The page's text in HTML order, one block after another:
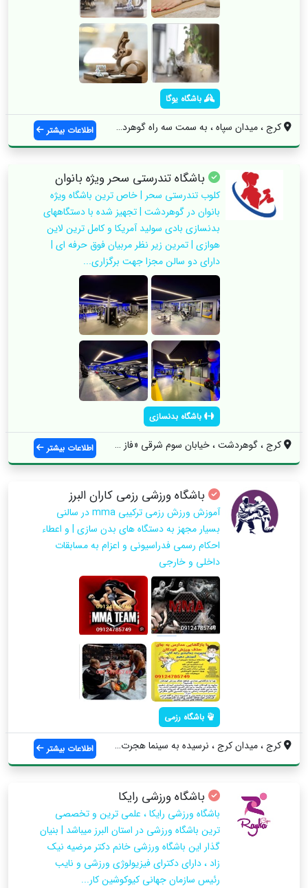
باشگاه یوگا
کرج ، میدان سپاه ، به سمت سه راه گوهردشت... اطلاعات بیشتر
باشگاه تندرستی سحر ویژه بانوان
کلوب تندرستی سحر | خاص ترین باشگاه ویژه
بانوان در گوهردشت | تجهیز شده با دستگاههای
بدنسازی بادی سولید آمریکا و کامل ترین لاین
هوازی | تمرین زیر نظر مربیان فوق حرفه ای |
دارای دو سالن مجزا جهت برگزاری...
باشگاه بدنسازی
کرج ، گوهردشت ، خیابان سوم شرقی «فاز یک»... اطلاعات بیشتر
باشگاه ورزشی رزمی کاران البرز
آموزش ورزش رزمی ترکیبی mma در سالنی
بسیار مجهز به دستگاه های بدن سازی | و اعطاء
احکام رسمی فدراسیونی و اعزام به مسابقات
داخلی و خارجی
باشگاه رزمی
کرج ، میدان کرج ، نرسیده به سینما هجرت ،... اطلاعات بیشتر
باشگاه ورزشی رایکا
باشگاه ورزشی رایکا ، علمی ترین و تخصصی
ترین باشگاه ورزشی در استان البرز میباشد | بنیان
گذار این باشگاه ورزشی خانم دکتر مرضیه نیک
زاد ، دارای دکترای فیزیولوژی ورزشی و نایب
رئیس سازمان جهانی کیوکوشین کار...